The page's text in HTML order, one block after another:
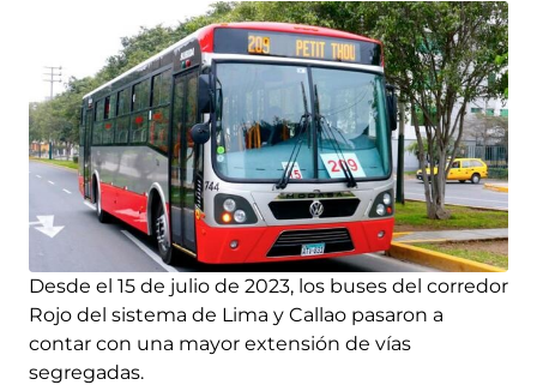
Desde el 15 de julio de 2023, los buses del corredor
Rojo del sistema de Lima y Callao pasaron a
contar con una mayor extensión de vías
segregadas.